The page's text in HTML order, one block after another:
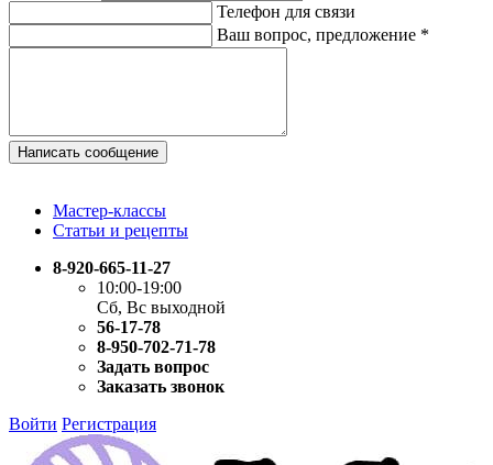
Телефон для связи
Ваш вопрос, предложение *
Написать сообщение
Мастер-классы
Статьи и рецепты
8-920-665-11-27
10:00-19:00
Сб, Вс выходной
56-17-78
8-950-702-71-78
Задать вопрос
Заказать звонок
Войти Регистрация